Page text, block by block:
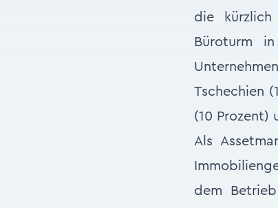
die
Büroturm
Tschechien
(10 Prozent)
Als
dem